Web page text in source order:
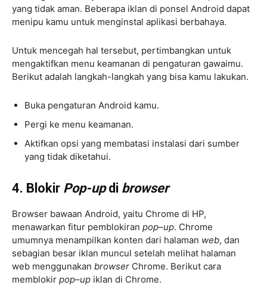
yang tidak aman. Beberapa iklan di ponsel Android dapat
menipu kamu untuk menginstal aplikasi berbahaya.
Untuk mencegah hal tersebut, pertimbangkan untuk
mengaktifkan menu keamanan di pengaturan gawaimu.
Berikut adalah langkah-langkah yang bisa kamu lakukan.
Buka pengaturan Android kamu.
Pergi ke menu keamanan.
Aktifkan opsi yang membatasi instalasi dari sumber
yang tidak diketahui.
4. Blokir Pop-updi browser
Browser bawaan Android, yaitu Chrome di HP,
menawarkan fitur pemblokiran pop–up. Chrome
umumnya menampilkan konten dari halaman web, dan
sebagian besar iklan muncul setelah melihat halaman
web menggunakan browser Chrome. Berikut cara
memblokir pop–up iklan di Chrome.